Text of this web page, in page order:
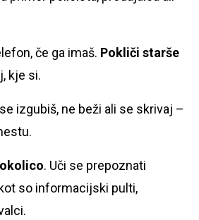
če ga imaš. Pokliči starše
kje si.
izgubiš, ne beži ali se skrivaj –
. Uči se prepoznati
so informacijski pulti,